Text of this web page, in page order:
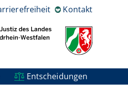
Kontakt
Entscheidungen